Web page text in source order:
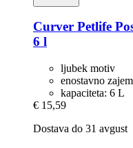
Curver Petlife
6 l
ljubek motiv
enostavno
kapaciteta: 6 L
€ 15,59
Dostava do 31 avgust